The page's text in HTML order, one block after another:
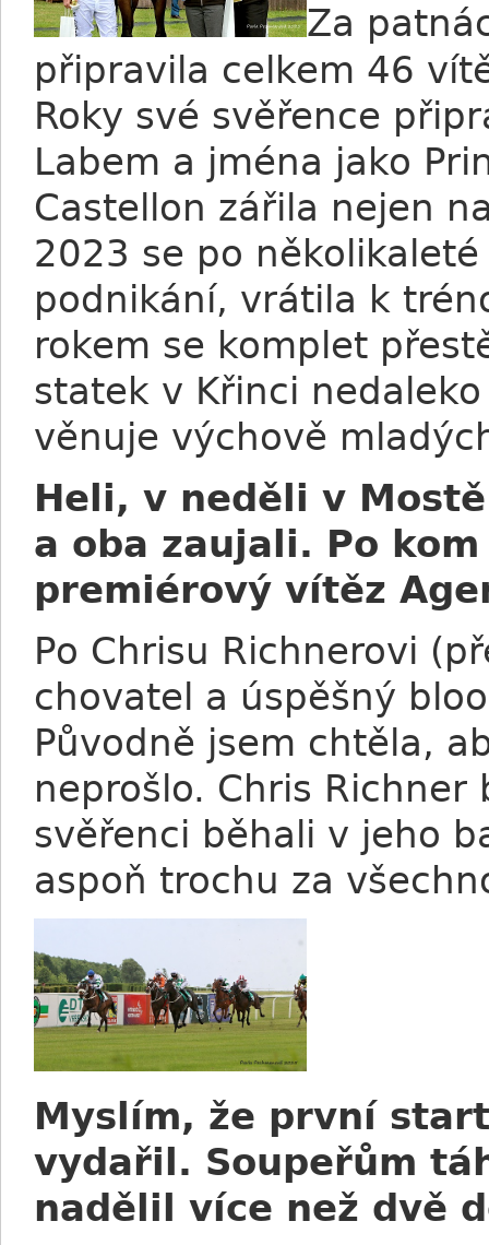
Za
připravila celkem 46
Roky své svěřence
Labem a jména jako
Castellon zářila nejen
2023 se po
podnikání, vrátila k
rokem se komplet
statek v Křinci
věnuje výchově
Heli, v neděli v
a oba zaujali. Po
premiérový vítěz
Po Chrisu Richnerovi
chovatel a úspěšný
Původně jsem chtěla,
neprošlo. Chris
svěřenci běhali v jeho
aspoň trochu za
Myslím, že první
vydařil. Soupeřům
nadělil více než dvě